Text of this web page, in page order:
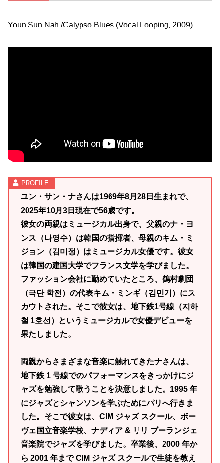
Youn Sun Nah /Calypso Blues (Vocal Looping, 2009)
ユン・サン・ナさんは1969年8月28日生まれで、
2025年10月3日現在で56歳です。
彼女の両親はミュージカル出身で、父親のナ・ヨ
ンス（나영수）は韓国の指揮者、母親のキム・ミ
ジョン（김미정）はミュージカル女優です。彼女
は韓国の建国大学でフランス文学を学びました。
ファッション会社に勤めていたところ、鶴村劇団
（극단 학전）の代表キム・ミンギ（김민기）にス
カウトされた。そこで彼女は、地下鉄1号線（지하
철 1호선）というミュージカルで女優デビューを
果たしました。
両親からさまざまな音楽に触れてきたナさんは、
地下鉄 1 号線でのパフォーマンスをきっかけにジ
ャズを勉強して歌うことを決意しました。1995 年
にジャズとシャンソンを学ぶためにパリへ行きま
した。そこで彼女は、CIM ジャズ スクール、ボー
ヴェ国立音楽学校、ナディア & リリ ブーランジェ
音楽院でジャズを学びました。卒業後、2000 年か
ら 2001 年まで CIM ジャズ スクールで生徒を教え